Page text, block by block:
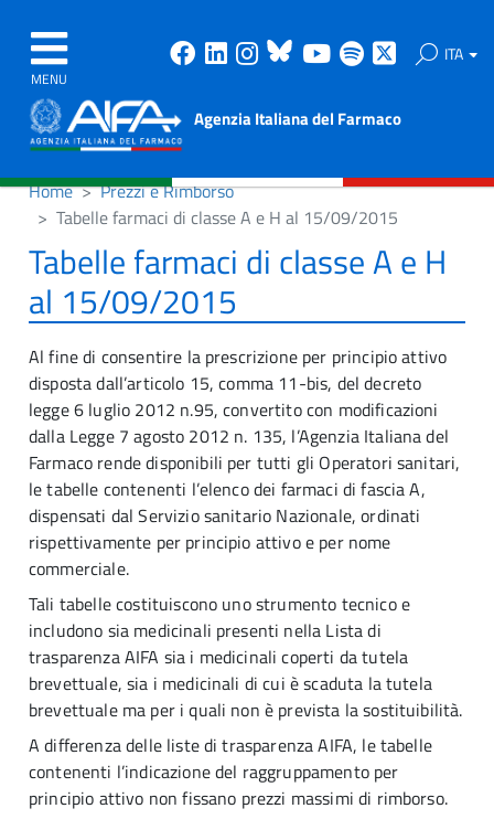
MENU
Facebook
Linkedin
Instagram
Bluesky
Youtube
Spotify ITA
Agenzia Italiana del Farmaco
Home
Prezzi e Rimborso
Tabelle farmaci di classe A e H al 15/09/2015
Tabelle farmaci di classe A e H
al 15/09/2015
Al fine di consentire la prescrizione per principio attivo
disposta dall’articolo 15, comma 11-bis, del decreto
legge 6 luglio 2012 n.95, convertito con modificazioni
dalla Legge 7 agosto 2012 n. 135, l’Agenzia Italiana del
Farmaco rende disponibili per tutti gli Operatori sanitari,
le tabelle contenenti l’elenco dei farmaci di fascia A,
dispensati dal Servizio sanitario Nazionale, ordinati
rispettivamente per principio attivo e per nome
commerciale.
Tali tabelle costituiscono uno strumento tecnico e
includono sia medicinali presenti nella Lista di
trasparenza AIFA sia i medicinali coperti da tutela
brevettuale, sia i medicinali di cui è scaduta la tutela
brevettuale ma per i quali non è prevista la sostituibilità.
A differenza delle liste di trasparenza AIFA, le tabelle
contenenti l’indicazione del raggruppamento per
principio attivo non fissano prezzi massimi di rimborso.